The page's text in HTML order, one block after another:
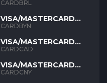
BRL
CARDBRL
VISA/MASTERCARD
BYN
CARDBYN
VISA/MASTERCARD
CAD
CARDCAD
VISA/MASTERCARD
CNY
CARDCNY